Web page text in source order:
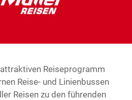
Reiseprogramm
Reise- und Linienbussen
Reisen zu den führenden